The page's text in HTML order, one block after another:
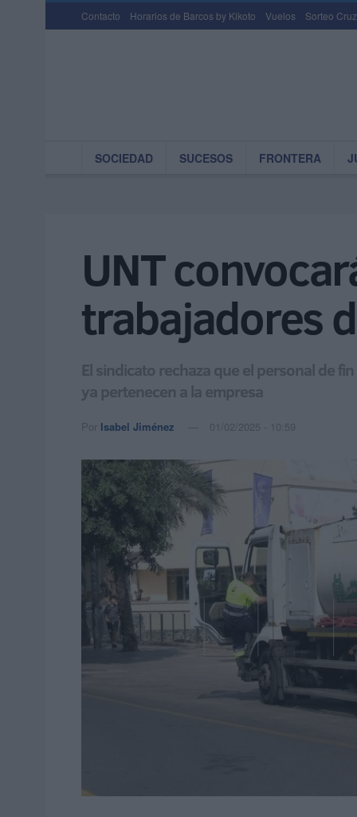
Contacto Horarios de Barcos by Kikoto Vuelos Sorteo
SOCIEDAD SUCESOS FRONTERA
UNT
trabajadores
El sindicato rechaza que el personal de
ya pertenecen a la empresa
Por Isabel Jiménez 01/02/2025 - 10:59